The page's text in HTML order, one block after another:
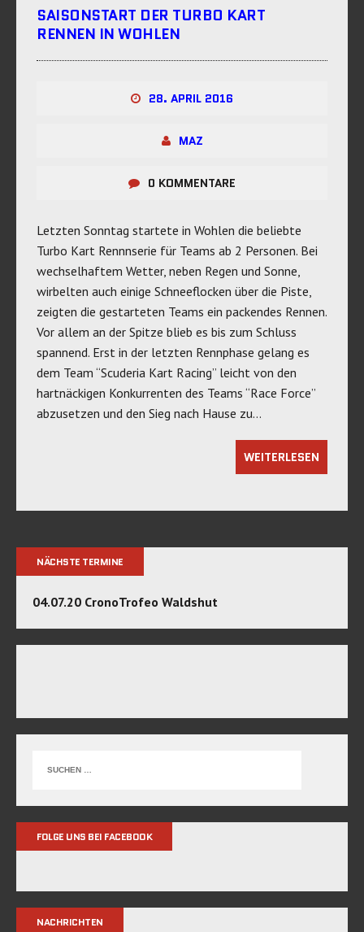
SAISONSTART DER TURBO KART
RENNEN IN WOHLEN
28. APRIL 2016
MAZ
0 KOMMENTARE
Letzten Sonntag startete in Wohlen die beliebte
Turbo Kart Rennnserie für Teams ab 2 Personen. Bei
wechselhaftem Wetter, neben Regen und Sonne,
wirbelten auch einige Schneeflocken über die Piste,
zeigten die gestarteten Teams ein packendes Rennen.
Vor allem an der Spitze blieb es bis zum Schluss
spannend. Erst in der letzten Rennphase gelang es
dem Team “Scuderia Kart Racing” leicht von den
hartnäckigen Konkurrenten des Teams “Race Force”
abzusetzen und den Sieg nach Hause zu…
WEITERLESEN
NÄCHSTE TERMINE
04.07.20 CronoTrofeo Waldshut
FOLGE UNS BEI FACEBOOK
NACHRICHTEN